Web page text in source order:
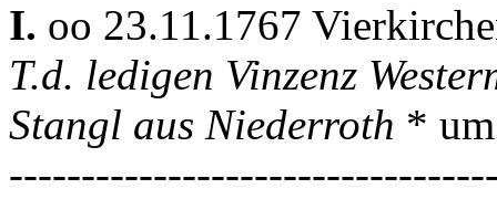
I. oo 23.11.1767
T.d. ledigen Vinzenz
Stangl aus Niederroth *